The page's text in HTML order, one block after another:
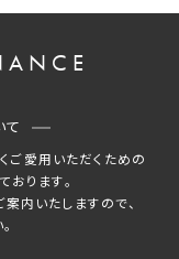
て
ご愛用いただくための
おります。
内いたしますので、